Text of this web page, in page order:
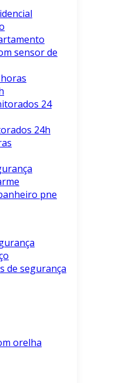
sensor de
24
24h
pne
de segurança
orelha